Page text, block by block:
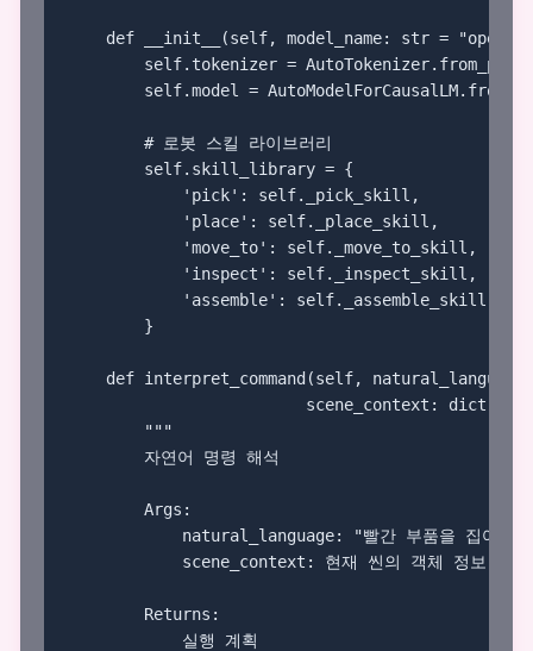
def __init__(self, model_name: str =
self.tokenizer =
self.model =
        # 로봇 스킬 라이브러리
        self.skill_library = {
            'pick': self._pick_skill,
            'place': self._place_skill,
            'move_to': self._move_to_skill,
            'inspect': self._inspect_skill,
            'assemble': self._assemble_skill
        }
def interpret_command(self,
scene_context: dict) ->
        """
        자연어 명령 해석
        Args:
natural_language: "빨간 부품을 집어서
            scene_context: 현재 씬의 객체 정보
        Returns:
            실행 계획